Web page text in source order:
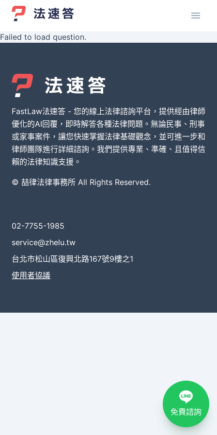
Failed to load question.
FastLaw法速答 - 您的線上法律諮詢平台，提供經由律師
優化的AI回覆，即時解答各種法律問題。無論民事、刑事
或家事案件，讓您快速掌握法律基礎觀念，並可進一步和
律師團隊進行詳細諮詢。我們提供專業、準確、且值得信
賴的法律知識支援。
© 喆律法律事務所 All Rights Reserved.
02-7755-1985
service@zhelu.tw
台北市松山區復興北路167號9樓之1
使用者協議
免費諮詢